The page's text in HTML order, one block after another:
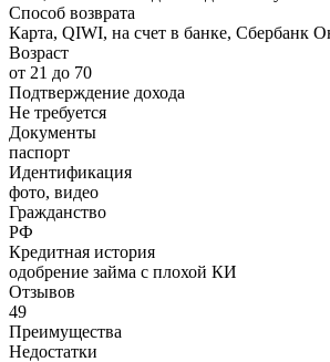
Способ возврата
Карта, QIWI, на счет в банке, Сбербанк
Возраст
от 21 до 70
Подтверждение дохода
Не требуется
Документы
паспорт
Идентификация
фото, видео
Гражданство
РФ
Кредитная история
одобрение займа с плохой КИ
Отзывов
49
Преимущества
Недостатки